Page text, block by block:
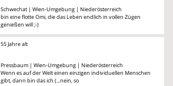
Schwechat | Wien-Umgebung | Niederösterreich
bin eine flotte Omi, die das Leben endlich in vollen Zügen
genießen will ;-)
55 Jahre alt
Pressbaum | Wien-Umgebung | Niederösterreich
Wenn es auf der Welt einen einzigen individuellen Menschen
gibt, dann bin das ich (...nein, so